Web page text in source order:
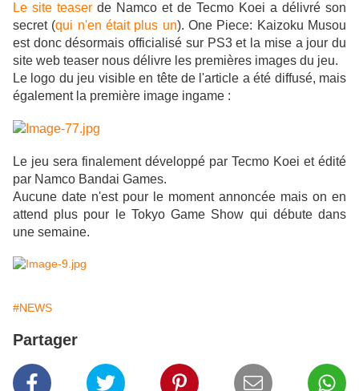
Le site teaser de Namco et de Tecmo Koei a délivré son
secret (qui n'en était plus un). One Piece: Kaizoku Musou
est donc désormais officialisé sur PS3 et la mise a jour du
site web teaser nous délivre les premières images du jeu.
Le logo du jeu visible en tête de l'article a été diffusé, mais
également la première image ingame :
Le jeu sera finalement développé par Tecmo Koei et édité
par Namco Bandai Games.
Aucune date n'est pour le moment annoncée mais on en
attend plus pour le Tokyo Game Show qui débute dans
une semaine.
#NEWS
Partager